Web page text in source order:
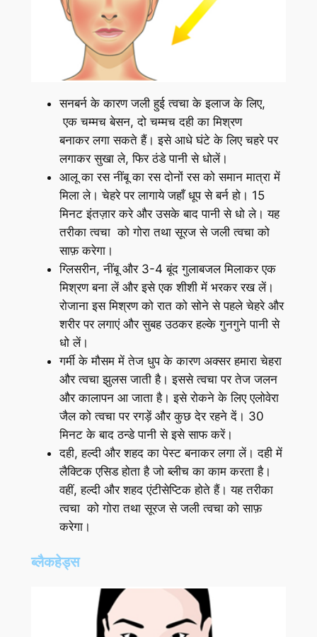
सनबर्न के कारण जली हुई त्वचा के इलाज के लिए,
एक चम्मच बेसन, दो चम्मच दही का मिश्रण
बनाकर लगा सकते हैं। इसे आधे घंटे के लिए चहरे पर
लगाकर सुखा ले, फिर ठंडे पानी से धोलें।
आलू का रस नींबू का रस दोनों रस को समान मात्रा में
मिला ले। चेहरे पर लागाये जहाँ धूप से बर्न हो। 15
मिनट इंतज़ार करे और उसके बाद पानी से धो ले। यह
तरीका त्वचा को गोरा तथा सूरज से जली त्वचा को
साफ़ करेगा।
ग्लिसरीन, नींबू और 3-4 बूंद गुलाबजल मिलाकर एक
मिश्रण बना लें और इसे एक शीशी में भरकर रख लें।
रोजाना इस मिश्रण को रात को सोने से पहले चेहरे और
शरीर पर लगाएं और सुबह उठकर हल्के गुनगुने पानी से
धो लें।
गर्मी के मौसम में तेज धुप के कारण अक्सर हमारा चेहरा
और त्वचा झुलस जाती है। इससे त्वचा पर तेज जलन
और कालापन आ जाता है। इसे रोकने के लिए एलोवेरा
जैल को त्वचा पर रगड़ें और कुछ देर रहने दें। 30
मिनट के बाद ठन्डे पानी से इसे साफ करें।
दही, हल्दी और शहद का पेस्ट बनाकर लगा लें। दही में
लैक्टिक एसिड होता है जो ब्लीच का काम करता है।
वहीं, हल्दी और शहद एंटीसेप्टिक होते हैं। यह तरीका
त्वचा को गोरा तथा सूरज से जली त्वचा को साफ़
करेगा।
ब्लैकहेड्स